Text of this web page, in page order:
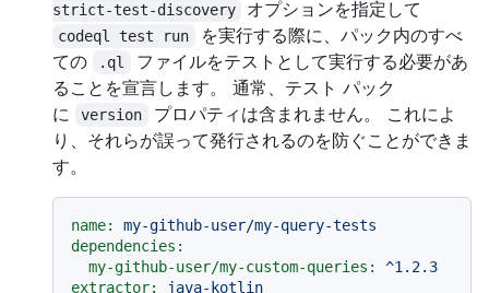
strict-test-discovery
オプションを指定して
codeql test run
を実行する際に、パック内のすべ
ての
.ql
ファイルをテストとして実行する必要があ
ることを宣言します。 通常、テスト パック
に
version
プロパティは含まれません。 これによ
り、それらが誤って発行されるのを防ぐことができま
す。
name:
my-github-user/my-query-tests
dependencies:
my-github-user/my-custom-queries:
^1.2.3
extractor:
java-kotlin